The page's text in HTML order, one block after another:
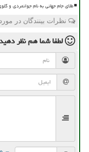
طلای جام جهانی به نام جوانمردی و
نظرات بینندگان در
لطفا شما همنظر